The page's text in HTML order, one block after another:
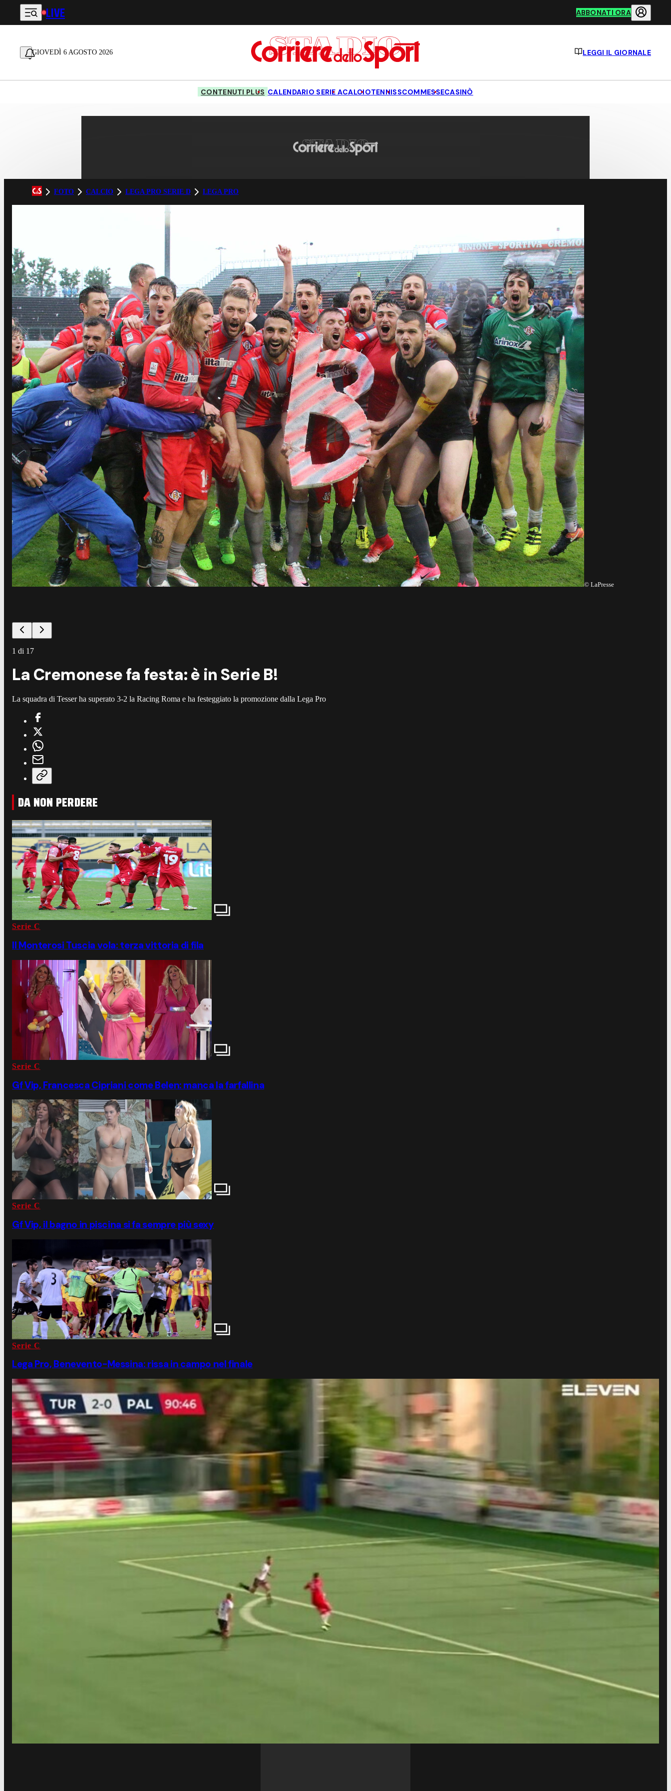
Vai al contenuto principale
LIVE ABBONATI ORA
GIOVEDÌ 6 AGOSTO 2026 LEGGI IL GIORNALE
CONTENUTI PLUS CALENDARIO SERIE ACALCIOTENNISSCOMMESSECASINÒ
FOTO CALCIO LEGA PRO SERIE D LEGA PRO
© LaPresse
1 di 17
La Cremonese fa festa: è in Serie B!
La squadra di Tesser ha superato 3-2 la Racing Roma e ha festeggiato la promozione dalla Lega Pro
DA NON PERDERE
Serie C
Il Monterosi Tuscia vola: terza vittoria di fila
Serie C
Gf Vip, Francesca Cipriani come Belen: manca la farfallina
Serie C
Gf Vip, il bagno in piscina si fa sempre più sexy
Serie C
Lega Pro, Benevento-Messina: rissa in campo nel finale